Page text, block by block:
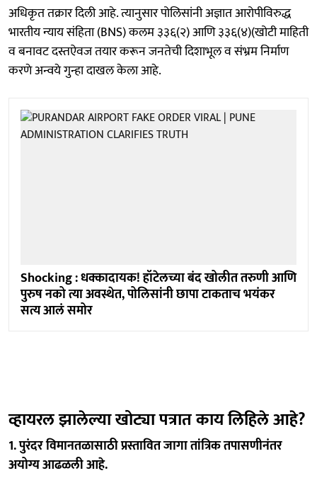
अधिकृत तक्रार दिली आहे. त्यानुसार पोलिसांनी अज्ञात आरोपीविरुद्ध
भारतीय न्याय संहिता (BNS) कलम ३३६(२) आणि ३३६(४)(खोटी माहिती
व बनावट दस्तऐवज तयार करून जनतेची दिशाभूल व संभ्रम निर्माण
करणे अन्वये गुन्हा दाखल केला आहे.
Shocking : धक्कादायक! हॉटेलच्या बंद खोलीत तरुणी आणि
पुरुष नको त्या अवस्थेत, पोलिसांनी छापा टाकताच भयंकर
सत्य आलं समोर
व्हायरल झालेल्या खोट्या पत्रात काय लिहिले आहे?
1. पुरंदर विमानतळासाठी प्रस्तावित जागा तांत्रिक तपासणीनंतर
अयोग्य आढळली आहे.